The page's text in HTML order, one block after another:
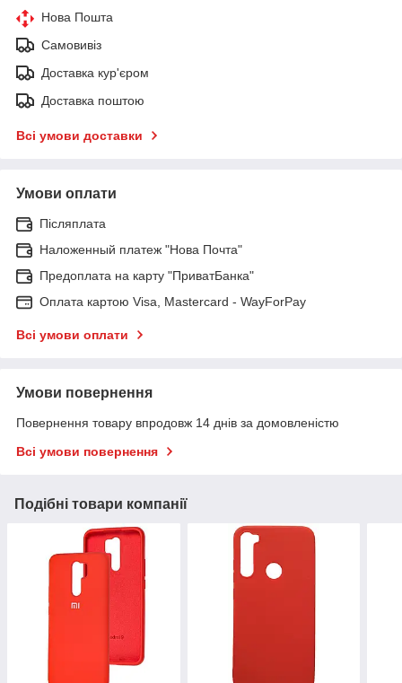
Нова Пошта
Самовивіз
Доставка кур'єром
Доставка поштою
Всі умови доставки
Умови оплати
Післяплата
Наложенный платеж "Нова Почта"
Предоплата на карту "ПриватБанка"
Оплата картою Visa, Mastercard - WayForPay
Всі умови оплати
Умови повернення
Повернення товару впродовж 14 днів за домовленістю
Всі умови повернення
Подібні товари компанії